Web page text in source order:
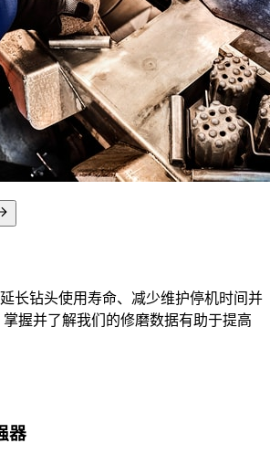
长钻头使用寿命、减少维护停机时间并
握并了解我们的修磨数据有助于提高
器